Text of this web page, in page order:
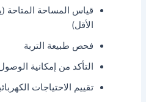
الأقل)
فحص طبيعة التربة
التأكد من إمكانية
تقييم الاحتياجات